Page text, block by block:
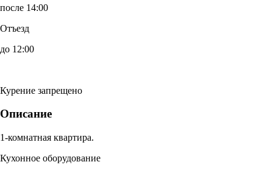
после 14:00
Отъезд
до 12:00
Курение запрещено
Описание
1-комнатная квартира.
Кухонное оборудование